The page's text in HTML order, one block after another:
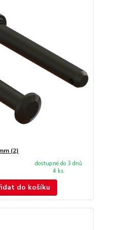
(2)
dostupné do 3 dnů
4 ks
do košíku